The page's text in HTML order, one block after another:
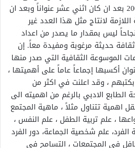
عشرين عنواناً في عام 2009 بعد ان كان اثني عشر عنواناً وبعد ان
لانتاج مثل هذا العدد غير
ليس بمقدار ما يصدر من اعداد
حديثة مرغوبة ومفيدة معاً. إن
الموسوعة الثقافية التي صدر منها
أكسبها إجماعاً عاماً على أهميتها ،
بكتبهم ، وقد اعلنت في اكثر من
الطابع الادبي بالرغم من اهميته الى
اهمية تتناول مثلاً ، ماهية المجتمع
، علم تربية الطفل ، علم النفس ،
علم شخصية الجماعة، دور الفرد
في المجتمعات ، التسامح في